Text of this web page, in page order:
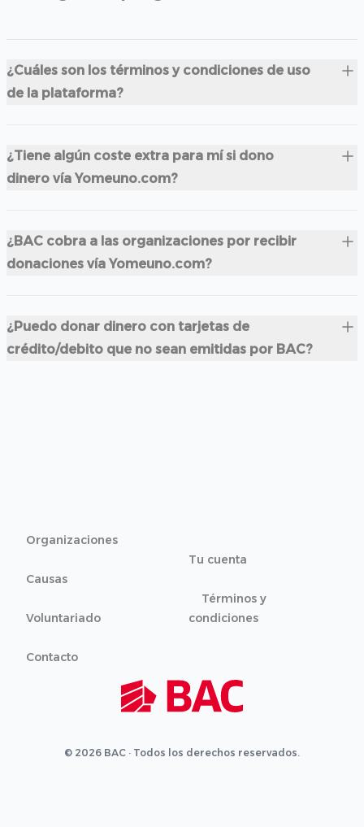
¿Cuáles son los términos y condiciones de uso
de la plataforma?
¿Tiene algún coste extra para mí si dono
dinero vía Yomeuno.com?
¿BAC cobra a las organizaciones por recibir
donaciones vía Yomeuno.com?
¿Puedo donar dinero con tarjetas de
crédito/debito que no sean emitidas por BAC?
Organizaciones
Causas
Voluntariado
Contacto
Tu cuenta
Términos y
condiciones
© 2026 BAC · Todos los derechos reservados.